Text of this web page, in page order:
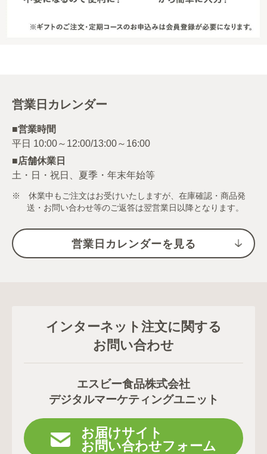
営業日カレンダー
■営業時間
■店舗休業日
土・日・祝日、夏季・年末年始等
※ 休業中もご注文はお受けいたしますが、在庫確認・商品発
送・お問い合わせ等のご返答は翌営業日以降となります。
営業日カレンダーを見る
インターネット注文に関する
お問い合わせ
エスビー食品株式会社
デジタルマーケティングユニット
お届けサイト
お問い合わせフォーム